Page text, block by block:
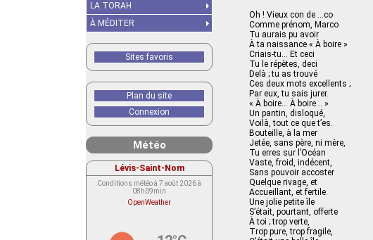
Oh ! Vieux con de …co
Comme prénom, Marco
Tu aurais pu avoir
À ta naissance « À boire »
Criais-tu… Et ceci
Tu le répètes, deci
Delà ; tu as trouvé
Ces deux mots excellents ;
Par eux, tu sais jurer.
« À boire… À boire… »
Un pantin, disloqué,
Voilà, tout ce que t’es.
Bouteille, à la mer
Jetée, sans père, ni mère,
Tu erres sur l’Océan
Vaste, froid, indécent,
Sans pouvoir accoster
Quelque rivage, et
Accueillant, et fertile.
Une jolie petite île
S’était, pourtant, offerte
À toi ; trop verte,
Trop pure, trop fragile,
LA TORAH
À MÉDITER
Sites favoris
Plan du site
Connexion
Météo
Lévis-Saint-Nom
Conditions météo à 7 août 2026 à
08h09min
OpenWeather